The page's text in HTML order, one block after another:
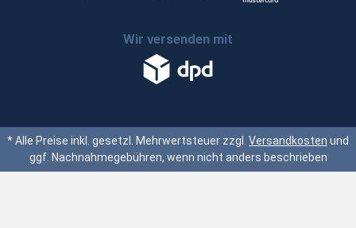
Wir versenden mit
* Alle Preise inkl. gesetzl. Mehrwertsteuer zzgl. Versandkosten und
ggf. Nachnahmegebühren, wenn nicht anders beschrieben